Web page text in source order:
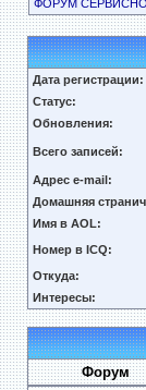
ФОРУМ
Дата регистрации:
Статус:
Обновления:
Всего записей:
Адрес e-mail:
Домашняя
Имя в AOL:
Номер в ICQ:
Откуда:
Интересы:
Форум